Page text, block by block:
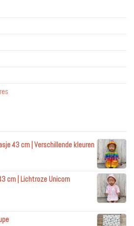
43 cm | Verschillende kleuren
cm | Lichtroze Unicorn